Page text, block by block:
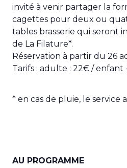
invité à venir partager la
cagettes pour deux ou
tables brasserie qui seront
de La Filature*.
Réservation à partir du 26
Tarifs : adulte : 22€ / enfant -
* en cas de pluie, le service
AU PROGRAMME